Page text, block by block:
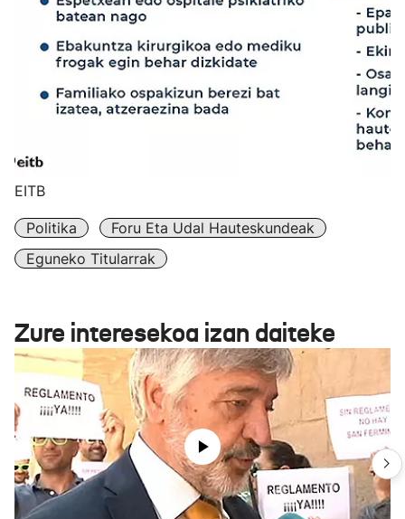
EITB
Politika
Foru Eta Udal Hauteskundeak
Eguneko Titularrak
Zure interesekoa izan daiteke